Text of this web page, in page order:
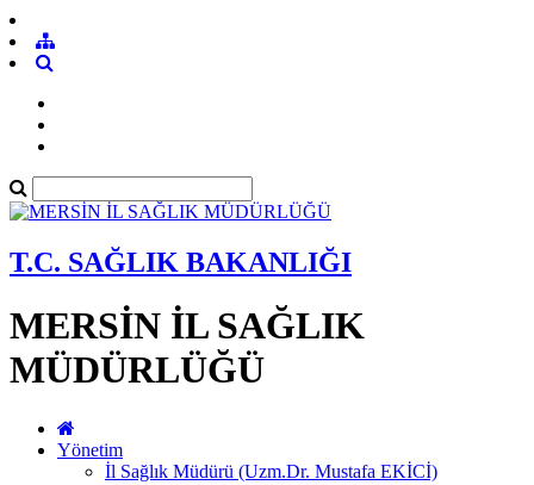
T.C. SAĞLIK BAKANLIĞI
MERSİN İL SAĞLIK
MÜDÜRLÜĞÜ
Yönetim
İl Sağlık Müdürü (Uzm.Dr. Mustafa EKİCİ)